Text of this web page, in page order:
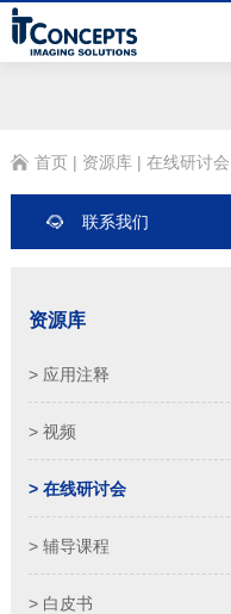
首页| 资源库| 在线研讨会
联系我们
资源库
> 应用注释
> 视频
> 在线研讨会
> 辅导课程
> 白皮书